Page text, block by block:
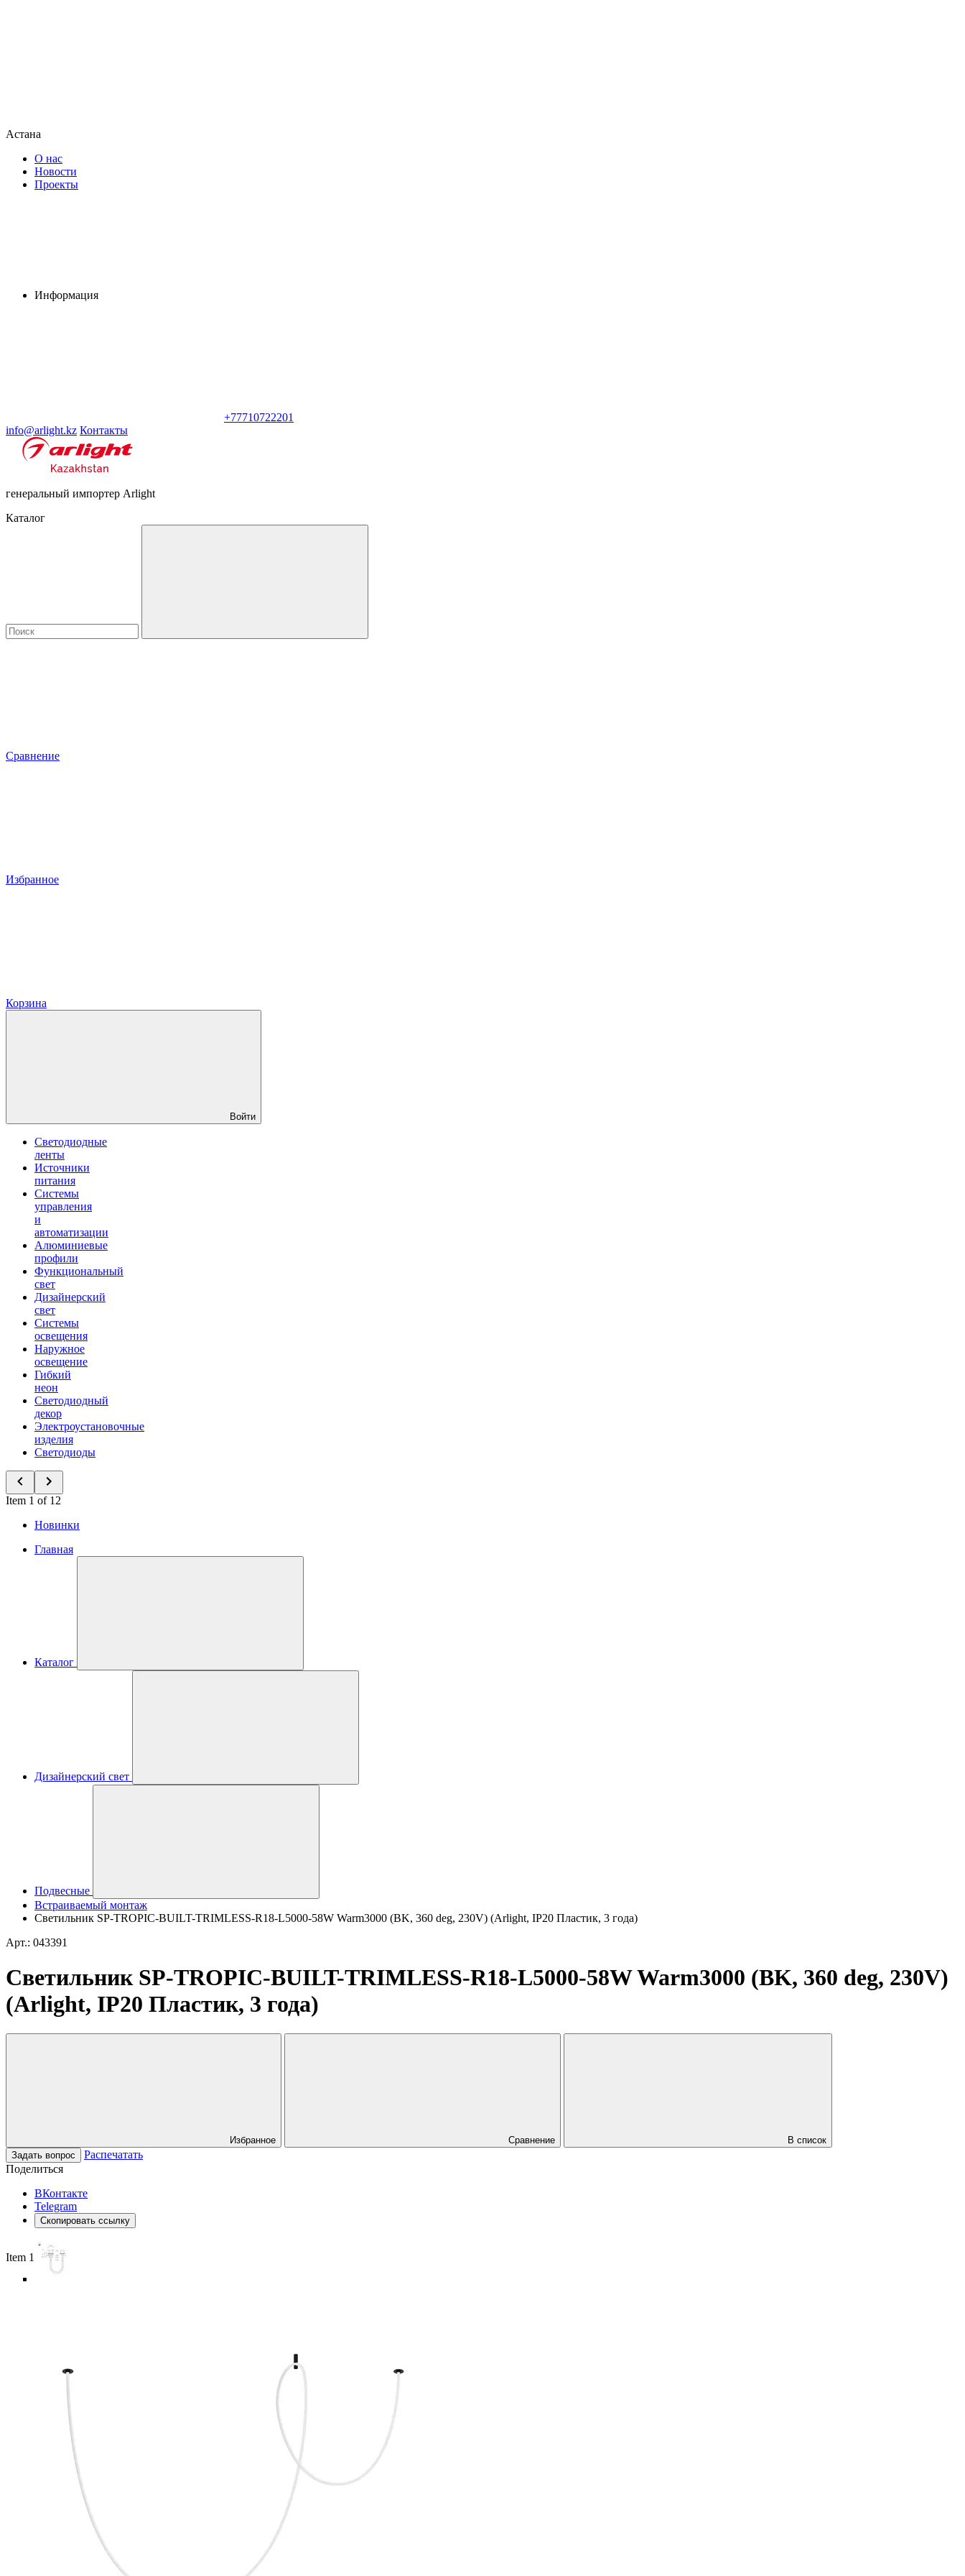
Астана
О нас
Новости
Проекты
Информация
+77710722201
info@arlight.kz Контакты
генеральный импортер Arlight
Каталог
Сравнение
Избранное
Корзина
Войти
Светодиодные
ленты
Источники
питания
Системы
управления
и
автоматизации
Алюминиевые
профили
Функциональный
свет
Дизайнерский
свет
Системы
освещения
Наружное
освещение
Гибкий
неон
Светодиодный
декор
Электроустановочные
изделия
Светодиоды
Item 1 of 12
Новинки
Главная
Каталог
Дизайнерский свет
Подвесные
Встраиваемый монтаж
Светильник SP-TROPIC-BUILT-TRIMLESS-R18-L5000-58W Warm3000 (BK, 360 deg, 230V) (Arlight, IP20 Пластик, 3 года)
Арт.: 043391
Светильник SP-TROPIC-BUILT-TRIMLESS-R18-L5000-58W Warm3000 (BK, 360 deg, 230V)
(Arlight, IP20 Пластик, 3 года)
Избранное Сравнение
В список
Задать вопрос
Распечатать
Поделиться
ВКонтакте
Telegram
Скопировать ссылку
Item 1 of 5